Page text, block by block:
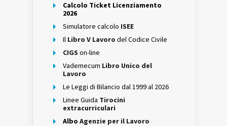
Calcolo Ticket Licenziamento
2026
Simulatore calcolo ISEE
Il Libro V Lavoro del Codice Civile
CIGS on-line
Vademecum Libro Unico del
Lavoro
Le Leggi di Bilancio dal 1999 al 2026
Linee Guida Tirocini
extracurriculari
Albo Agenzie per il Lavoro